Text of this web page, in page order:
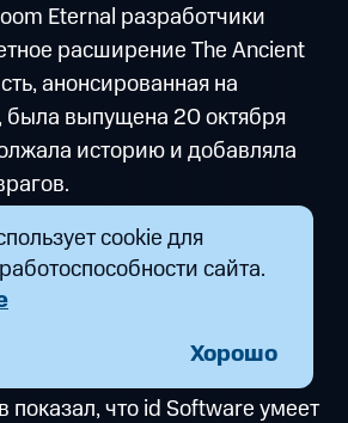
cookie для
сайта.
Хорошо
Eternal разработчики
расширение The Ancient
анонсированная на
была выпущена 20 октября
историю и добавляла
18 марта 2021 года и
Дум-Слэйера. Игроки
— молот Стража — и
армии стражей в
против Тёмного Лорда.
показал, что id Software умеет